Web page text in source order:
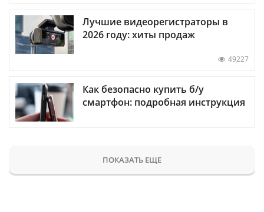
Лучшие видеорегистраторы в
2026 году: хиты продаж
49227
Как безопасно купить б/у
смартфон: подробная инструкция
ПОКАЗАТЬ ЕЩЕ